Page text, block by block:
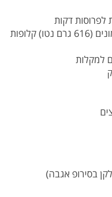
2 דלעות כתומות קטנות או 4 דלעות ערמונים (616 גרם נטו) קלופות